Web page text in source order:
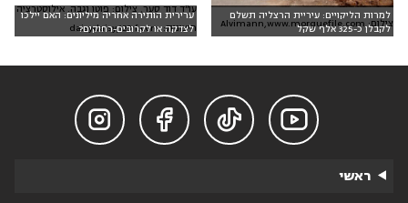
למרות הליקויים: עיריית הרצליה תשלם
לקבלן כ-325 אלף שקל
צילום: Alvimann,www.morguefile.com
ערירית הותירה אחריה מיליונים: האם יילכו
לצדקה או לקרובים-רחוקים?
עו"ד דוד סער, צילום: פוטו נגבה. אילוסטרציה
חיצונית: daisydaisy,123rf.com




ראשי